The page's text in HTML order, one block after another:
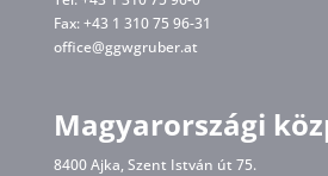
Fax: +43 1 310 75 96-31
office@ggwgruber.at
Magyarországi
8400 Ajka, Szent István út 75.